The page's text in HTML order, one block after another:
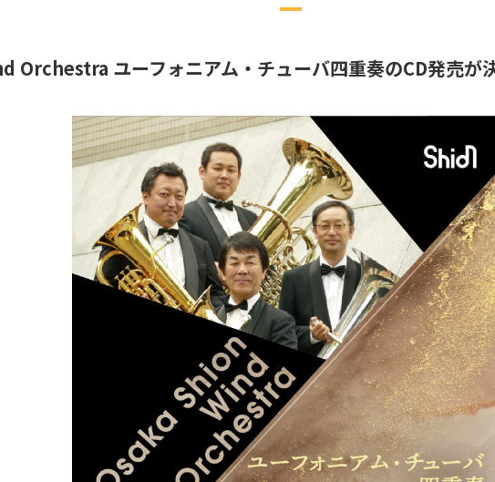
Orchestra ユーフォニアム・チューバ四重奏のCD発売が